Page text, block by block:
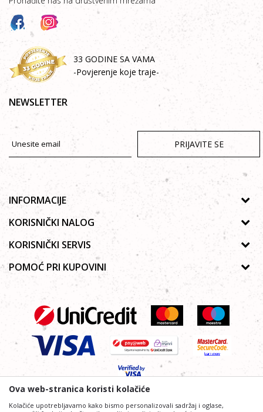
33 GODINE SA VAMA
-Povjerenje koje traje-
NEWSLETTER
PRIJAVITE SE
INFORMACIJE
O nama
Galerija
Saradnja
KORISNIČKI NALOG
Uputstvo za registraciju
Zaboravljena lozinka
Poručivanje
KORISNIČKI SERVIS
Politika privatnosti
Autorska prava
Uslovi korišćenja
Uslovi isporuke
Reklamacije
Plaćanje platnim karticama
POMOĆ PRI KUPOVINI
Kako kupiti online?
Najčešća pitanja
Ova web-stranica koristi kolačiće
Kolačiće upotrebljavamo kako bismo personalizovali sadržaj i oglase,